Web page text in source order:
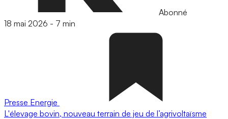
Abonné
18 mai 2026 - 7 min
Presse Energie
L'élevage bovin, nouveau terrain de jeu de l’agrivoltaïsme